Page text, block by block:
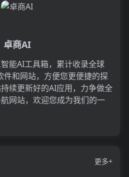
卓商AI
能AI工具箱，累计收录全球
件和网站，方便您更便捷的探
续更新好的AI应用，力争做全
网站，欢迎您成为我们的一
更多+